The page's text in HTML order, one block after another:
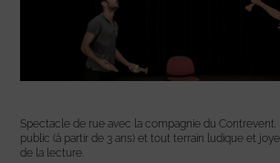
Spectacle de rue avec la compagnie du
public (à partir de 3 ans) et tout terrain ludique et
de la lecture.